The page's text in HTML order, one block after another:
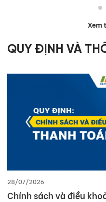
Xem
QUY ĐỊNH VÀ
28/07/2026
Chính sách và điều